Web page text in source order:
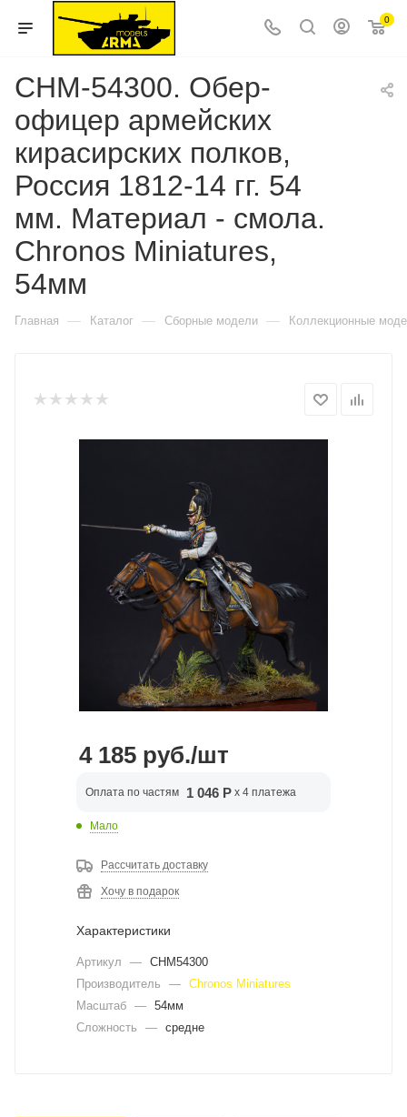
0
CHM-54300. Обер-
офицер армейских
кирасирских полков,
Россия 1812-14 гг. 54
мм. Материал - смола.
Chronos Miniatures,
54мм
Главная — Каталог — Сборные модели — Коллекционные
4 185 руб./шт
Оплата по частям 1 046 Р x 4 платежа
Мало
Рассчитать доставку
Хочу в подарок
Характеристики
Артикул — CHM54300
Производитель
— Chronos Miniatures
Масштаб — 54мм
Сложность
— средне